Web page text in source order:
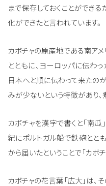
まで保存しておくことができ
化ができたと言われています。
カボチャの原産地である南ア
とともに、ヨーロッパに伝わ
日本へと順に伝わって来たの
みが少ないという特徴があり
カボチャを漢字で書くと「南瓜
紀にポルトガル船で鉄砲とと
から届いたということで「カボ
カボチャの花言葉「広大」は、